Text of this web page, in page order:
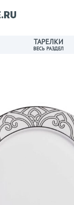
ТАРЕЛКИ